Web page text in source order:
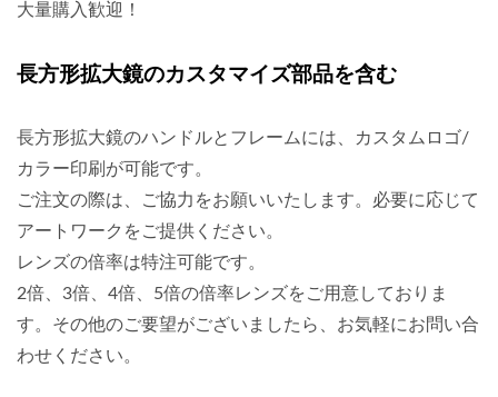
大量購入歓迎！
長方形拡大鏡のカスタマイズ部品を含む
長方形拡大鏡のハンドルとフレームには、カスタムロゴ/
カラー印刷が可能です。
ご注文の際は、ご協力をお願いいたします。必要に応じて
アートワークをご提供ください。
レンズの倍率は特注可能です。
2倍、3倍、4倍、5倍の倍率レンズをご用意しておりま
す。その他のご要望がございましたら、お気軽にお問い合
わせください。